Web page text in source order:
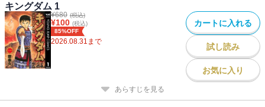
キングダム 1
¥680 (税込)
¥100 (税込)
85%OFF
2026.08.31 まで
カートに入れる
試し読み
お気に入り
あらすじを見る